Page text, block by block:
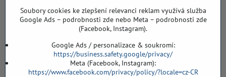
podlahyALFA​@seznam​.cz
Soubory cookies ke zlepšení relevanci reklam využívá služba
Google Ads – podrobnosti zde nebo Meta – podrobnosti zde
(Facebook, Instagram).
Google Ads / personalizace & soukromí:
https://business.safety.google/privacy/
Meta (Facebook, Instagram):
https://www.facebook.com/privacy/policy/?locale=cz-CR